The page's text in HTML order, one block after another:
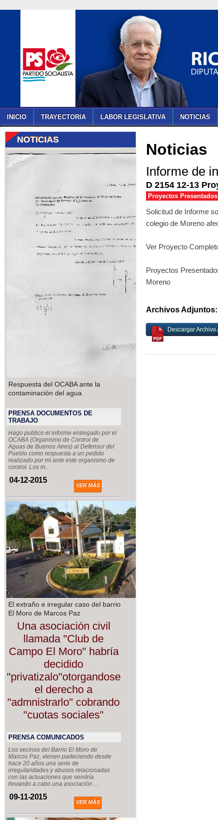
INICIO TRAYECTORIA LABOR LEGISLATIVA NOTICIAS
NOTICIAS
Respuesta del OCABA ante la
contaminación del agua
PRENSA DOCUMENTOS DE
TRABAJO
Hago publico el informe entregado por el
OCABA (Organismo de Control de
Aguas de Buenos Aires) al Defensor del
Pueblo como respuesta a un pedido
realizado por mí ante este organismo de
control. Los m...
04-12-2015
VER MÁS
El extraño e irregular caso del barrio
El Moro de Marcos Paz
Una asociación civil
llamada "Club de
Campo El Moro" habría
decidido
"privatizalo"otorgandose
el derecho a
"admnistrarlo" cobrando
"cuotas sociales"
PRENSA COMUNICADOS
Los vecinos del Barrio El Moro de
Marcos Paz, vienen padeciendo desde
hace 20 años una serie de
irregularidades y abusos relacionadas
con las actuaciones que vendría
llevando a cabo una asociación ...
09-11-2015
VER MÁS
Noticias
Informe de
D 2154 12-13
Proyectos
Solicitud de Informe
colegio de Moreno
Ver Proyecto
Proyectos
Moreno
Archivos Adjuntos:
Descargar Archivo